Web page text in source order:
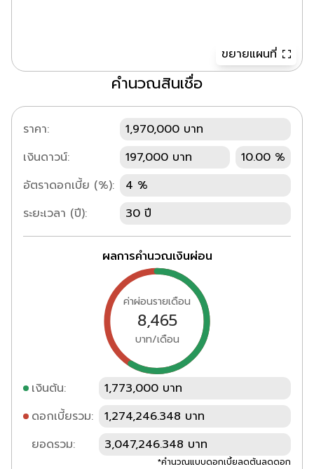
ขยายแผนที่
คำนวณสินเชื่อ
ราคา:
1,970,000 บาท
เงินดาวน์:
197,000 บาท
10.00 %
อัตราดอกเบี้ย (%):
4 %
ระยะเวลา (ปี):
30 ปี
ผลการคำนวณเงินผ่อน
ค่าผ่อนรายเดือน
8,465
บาท/เดือน
เงินต้น:
1,773,000 บาท
ดอกเบี้ยรวม:
1,274,246.348 บาท
ยอดรวม:
3,047,246.348 บาท
*คำนวณแบบดอกเบี้ยลดต้นลดดอก